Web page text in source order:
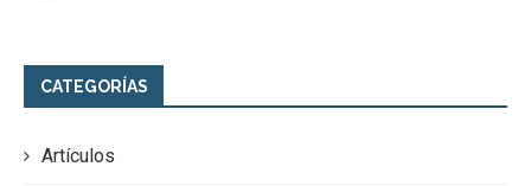
CATEGORÍAS
Artículos